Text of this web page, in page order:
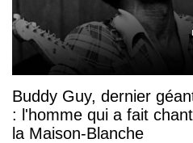
Buddy Guy, dernier
: l'homme qui a fait
la Maison-Blanche